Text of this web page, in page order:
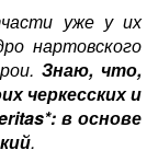
уже у их
нартовского
Знаю, что,
черкесских и
в основе
.